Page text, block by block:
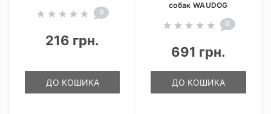
0
216 грн.
ДО КОШИКА
собак WAUDOG
0
691 грн.
ДО КОШИКА